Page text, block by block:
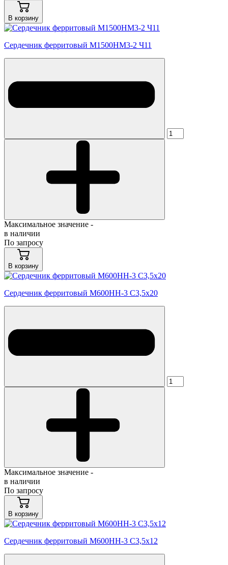
В корзину
Сердечник ферритовый М1500НМ3-2 Ч11
Максимальное значение -
в наличии
По запросу
В корзину
Сердечник ферритовый М600НН-3 С3,5х20
Максимальное значение -
в наличии
По запросу
В корзину
Сердечник ферритовый М600НН-3 С3,5х12